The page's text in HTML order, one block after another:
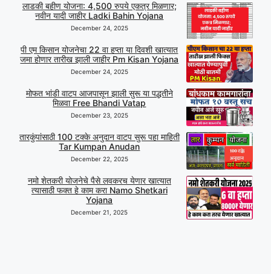
लाडकी बहीण योजना: 4,500 रुपये एकत्र मिळणार;
नवीन यादी जाहीर Ladki Bahin Yojana
December 24, 2025
पी एम किसान योजनेचा 22 वा हप्ता या दिवशी खात्यात
जमा होणार तारीख झाली जाहीर Pm Kisan Yojana
December 24, 2025
मोफत भांडी वाटप आजपासून झाली सुरू या पद्धतीने
मिळवा Free Bhandi Vatap
December 23, 2025
तारकुंपांसाठी 100 टक्के अनुदान वाटप सुरू पहा माहिती
Tar Kumpan Anudan
December 22, 2025
नमो शेतकरी योजनेचे पैसे लवकरच येणार खात्यात
त्यासाठी फक्त हे काम करा Namo Shetkari
Yojana
December 21, 2025